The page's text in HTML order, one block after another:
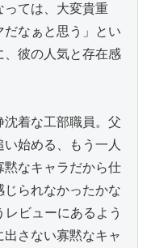
っては、大変貴重
なぁと思う」とい
、彼の人気と存在感
着な工部職員。父
始める、もう一人
なキャラだから仕
られなかったかな
ビューにあるよう
さない寡黙なキャ